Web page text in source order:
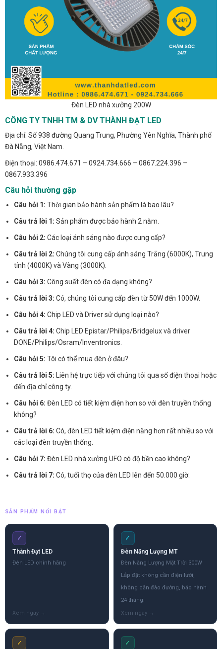
Đèn LED nhà xưởng 200W
CÔNG TY TNHH TM & DV THÀNH ĐẠT LED
Địa chỉ: Số 938 đường Quang Trung, Phường Yên Nghĩa, Thành phố
Đà Nẵng, Việt Nam.
Điện thoại: 0986.474.671 – 0924.734.666 – 0867.224.396 –
0867.933.396
Câu hỏi thường gặp
Câu hỏi 1: Thời gian bảo hành sản phẩm là bao lâu?
Câu trả lời 1: Sản phẩm được bảo hành 2 năm.
Câu hỏi 2: Các loại ánh sáng nào được cung cấp?
Câu trả lời 2: Chúng tôi cung cấp ánh sáng Trắng (6000K), Trung
tính (4000K) và Vàng (3000K).
Câu hỏi 3: Công suất đèn có đa dạng không?
Câu trả lời 3: Có, chúng tôi cung cấp đèn từ 50W đến 1000W.
Câu hỏi 4: Chip LED và Driver sử dụng loại nào?
Câu trả lời 4: Chip LED Epistar/Philips/Bridgelux và driver
DONE/Philips/Osram/Inventronics.
Câu hỏi 5: Tôi có thể mua đèn ở đâu?
Câu trả lời 5: Liên hệ trực tiếp với chúng tôi qua số điện thoại hoặc
đến địa chỉ công ty.
Câu hỏi 6: Đèn LED có tiết kiệm điện hơn so với đèn truyền thống
không?
Câu trả lời 6: Có, đèn LED tiết kiệm điện năng hơn rất nhiều so với
các loại đèn truyền thống.
Câu hỏi 7: Đèn LED nhà xưởng UFO có độ bền cao không?
Câu trả lời 7: Có, tuổi thọ của đèn LED lên đến 50.000 giờ.
SẢN PHẨM NỔI BẬT
✓
Thành Đạt LED
Đèn LED chính hãng
✓
Đèn Năng Lượng MT
Đèn Năng Lượng Mặt Trời 300W
Lắp đặt không cần điện lưới,
không cần đào đường, bảo hành
24 tháng.
✓ ✓